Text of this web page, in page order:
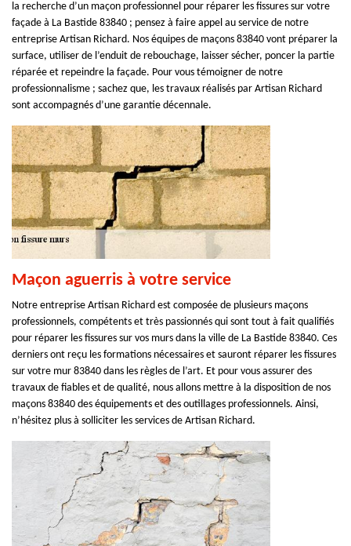
la recherche d’un maçon professionnel pour réparer les fissures sur votre
façade à La Bastide 83840 ; pensez à faire appel au service de notre
entreprise Artisan Richard. Nos équipes de maçons 83840 vont préparer la
surface, utiliser de l’enduit de rebouchage, laisser sécher, poncer la partie
réparée et repeindre la façade. Pour vous témoigner de notre
professionnalisme ; sachez que, les travaux réalisés par Artisan Richard
sont accompagnés d’une garantie décennale.
Maçon aguerris à votre service
Notre entreprise Artisan Richard est composée de plusieurs maçons
professionnels, compétents et très passionnés qui sont tout à fait qualifiés
pour réparer les fissures sur vos murs dans la ville de La Bastide 83840. Ces
derniers ont reçu les formations nécessaires et sauront réparer les fissures
sur votre mur 83840 dans les règles de l’art. Et pour vous assurer des
travaux de fiables et de qualité, nous allons mettre à la disposition de nos
maçons 83840 des équipements et des outillages professionnels. Ainsi,
n’hésitez plus à solliciter les services de Artisan Richard.